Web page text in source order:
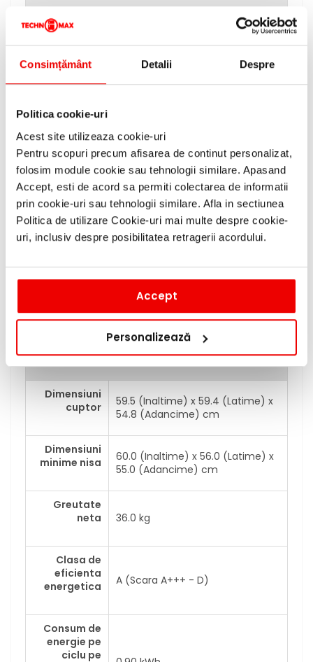
Consimțământ Detalii Despre
Politica cookie-uri
Acest site utilizeaza cookie-uri
Pentru scopuri precum afisarea de continut personalizat,
folosim module cookie sau tehnologii similare. Apasand
Accept, esti de acord sa permiti colectarea de informatii
prin cookie-uri sau tehnologii similare. Afla in sectiunea
Politica de utilizare Cookie-uri mai multe despre cookie-
uri, inclusiv despre posibilitatea retragerii acordului.
Accept
Personalizează
Hidrolitica
Atunci cand cuptorul e putin
picatura de lichid de vase prin
inmuierea reziduurilor arse, astfel
Aer Cald 4D
Distribuie caldura rapid si uniform
in cuptor. Acum puteti coace pe
4 niveluri in acelasi timp
Usa tip
SoftClose si
SoftOpen
Deschiderea si inchiderea usii
devine o placere. Fara a forta
cuptorul, un mecanism special
de amortizare impiedica
închiderea zgomotoasa a usii
Ceas electronic, Sugestii de
temperatura, Pornire presetata,
Incalzire rapida, Ventilator de
racire, Blocare pentru siguranta
copiilor
Detalii tehnice
Dimensiuni
cuptor
59.5 (Inaltime) x 59.4 (Latime) x
54.8 (Adancime) cm
Dimensiuni
minime nisa
60.0 (Inaltime) x 56.0 (Latime) x
55.0 (Adancime) cm
Greutate
neta
36.0 kg
Clasa de
eficienta
energetica
A (Scara A+++ - D)
Consum de
energie pe
ciclu pe